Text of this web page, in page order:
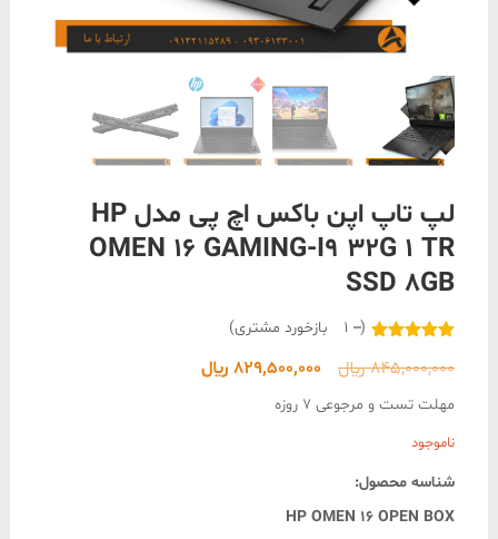
لپ تاپ اپن باکس اچ پی مدل HP
OMEN 16 GAMING-I9 32G 1 TR
SSD 8GB
5.00
از 5
امتیازدهی
مشتری
(
1 بازخورد مشتری)
845,000,000﷼
قیمت
اصلی
829,500,000 ﷼قیمت
مهلت تست و مرجوعی 7 روزه
ناموجود
شناسه محصول:
HP OMEN 16 OPEN BOX